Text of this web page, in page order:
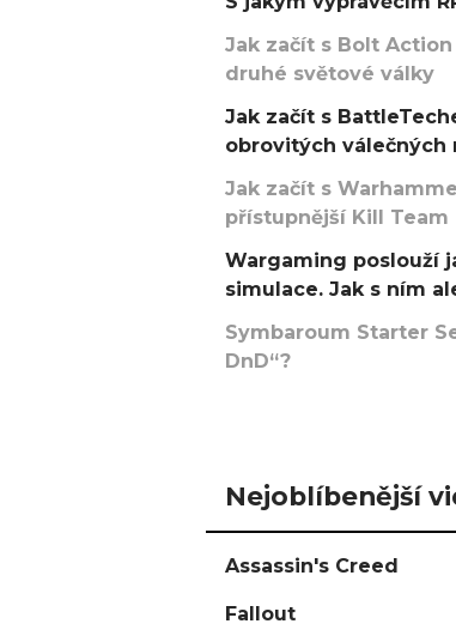
Jak začít s Bolt
druhé světové války
Jak začít s
obrovitých válečných
Jak začít s
přístupnější Kill Team
Wargaming poslouží
simulace. Jak s ním
Symbaroum Starter
DnD“?
Nejoblíbenější
Assassin's Creed
Fallout